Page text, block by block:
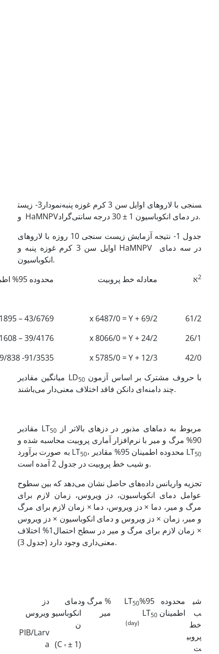
نمودار3- زیست‎سنجی با لاروهای اوایل سن 3 کرم غوزه پنبه
و HaMNPVدر دمای انکوباسیون 1 ± 30 درجه سانتی‌گراد.
جدول 1- نتیجه آزمایش زیست سنجی 10 روزه با لاروهای
اوایل سن 3 کرم غوزه پنبه و HaMNPV در سه دمای
انکوباسیون.
2א معادله خط پروبیت محدوده 95% اطمینان LD
61/2
69/2 + x 6487/0 = Y
43/6769 – 97/1895
26/1
24/2 + x 8066/0 = Y
39/4176 – 55/1608
42/0
12/3 + x 5785/0 = Y
91/3535- 09/838
میانگین مقادیر LD50با حروف مشترک بر اساس آزمون
چند دامنه‌ای دانکن فاقد اختلاف معنی‌‌دار می‌باشند.
مقادیر LT50مربوط به دماهای مذبور در دزهای بالاتر از
90% مرگ و میر با نرم‌افزار آماری پروبیت محاسبه شده و
به صورت برآورد LT50 ، محدوده اطمینان 95% مقادیر LT50
و شیب خط پروبیت در جدول 2 آمده است.
تجزیه واریانس داده‌های حاصل نشان می‌دهد که بین سطوح
عوامل دمای انکوباسیون، دز ویروس، زمان لازم برای
مرگ و میر، دما × دز ویروس، دما × زمان لازم برای مرگ
و میر، زمان × دز ویروس و دمای انکوباسیون × دز ویروس
× زمان لازم برای مرگ و میر در سطح احتمال1% اختلاف
معنی‌داری وجود دارد (جدول 3).
شی
ب
خط
پروبی
ت
محدوده 95%
اطمینان LT 50
LT50
(day)
% مرگ و
میر
دمای
انکوباسیو
ن
(1 ± C
º
)
دز
ویروس
PIB/Larv
a